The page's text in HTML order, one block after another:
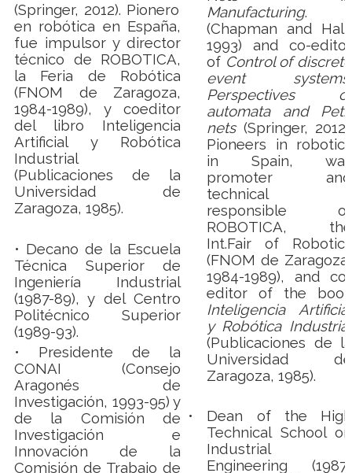
(Springer, 2012). Pionero
en robótica en España,
fue impulsor y director
técnico de ROBOTICA,
la Feria de Robótica
(FNOM de Zaragoza,
1984-1989), y coeditor
del libro Inteligencia
Artificial y Robótica
Industrial
(Publicaciones de la
Universidad de
Zaragoza, 1985).
• Decano de la Escuela
Técnica Superior de
Ingeniería Industrial
(1987-89), y del Centro
Politécnico Superior
(1989-93).
• Presidente de la
CONAI (Consejo
Aragonés de
Investigación, 1993-95) y
de la Comisión de
Investigación e
Innovación de la
Comisión de Trabajo de
Manufacturing.
(Chapman and Hall,
1993) and co-editor
of Control of discrete
event systems.
Perspectives of
automata and Petri
nets(Springer, 2012).
Pioneers in robotics
in Spain, was
promoter and
technical
responsible of
ROBOTICA, the
Int.Fair of Robotics
(FNOM de Zaragoza,
1984-1989), and co-
editor of the book
Inteligencia Artificial
y Robótica Industrial
(Publicaciones de la
Universidad de
Zaragoza, 1985).
• Dean of the High
Technical School on
Industrial
Engineering (1987-